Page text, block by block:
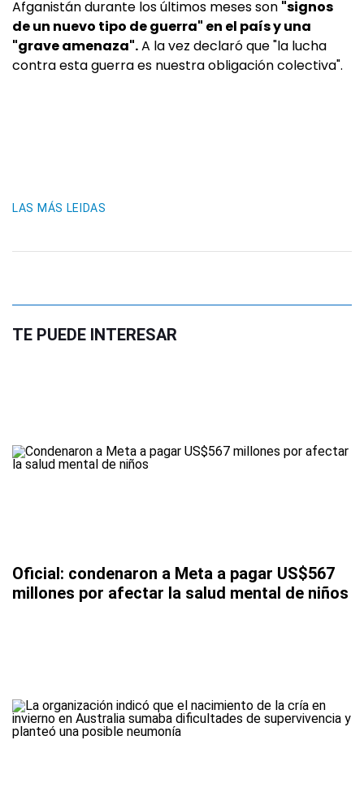
Afganistán durante los últimos meses son "signos
de un nuevo tipo de guerra" en el país y una
"grave amenaza".A la vez declaró que "la lucha
contra esta guerra es nuestra obligación colectiva".
LAS MÁS LEIDAS
TE PUEDE INTERESAR
Oficial: condenaron a Meta a pagar US$567
millones por afectar la salud mental de niños